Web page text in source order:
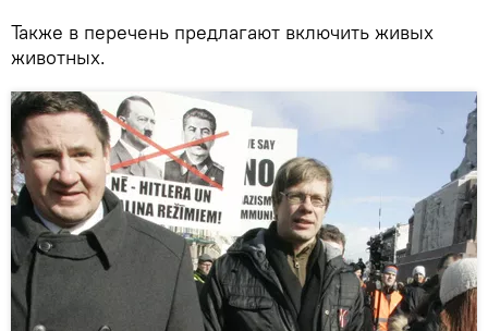
Также в перечень предлагают включить живых
животных.